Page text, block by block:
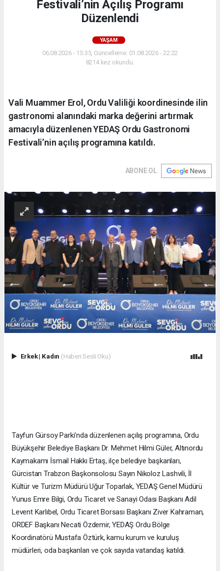
Festivali’nin Açılış Programı
Düzenlendi
YAŞAM
06.08.2026 - 15:35, Güncelleme: 01.08.2026 - 22:22
8214 kez okundu.
Vali Muammer Erol, Ordu Valiliği koordinesinde ilin
gastronomi alanındaki marka değerini artırmak
amacıyla düzenlenen YEDAŞ Ordu Gastronomi
Festivali’nin açılış programına katıldı.
ABONE OL
Erkek| Kadın (Haberi Sesli Oku)
Tayfun Gürsoy Parkı’nda düzenlenen açılış programına, Ordu
Büyükşehir Belediye Başkanı Dr. Mehmet Hilmi Güler, Altınordu
Kaymakamı İsmail Hakkı Ertaş, ilçe belediye başkanları,
Gürcistan Trabzon Başkonsolosu Sayın Nikoloz Lashvili, İl
Kültür ve Turizm Müdürü Uğur Toparlak, YEDAŞ Genel Müdürü
Yunus Emre Bilgi, Ordu Ticaret ve Sanayi Odası Başkanı Adil
Levent Karlıbel, Ordu Ticaret Borsası Başkanı Ziver Kahraman,
ORDEF Başkanı Necati Özdemir, YEDAŞ Ordu Bölge
Koordinatörü Mustafa Öztürk, kamu kurum ve kuruluş
müdürleri, oda başkanları ve çok sayıda vatandaş katıldı.